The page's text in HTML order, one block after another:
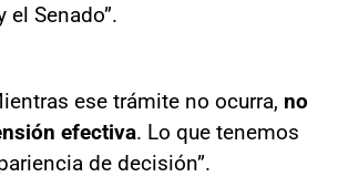
el Senado”.
ese trámite no ocurra, no
efectiva. Lo que tenemos
de decisión”.